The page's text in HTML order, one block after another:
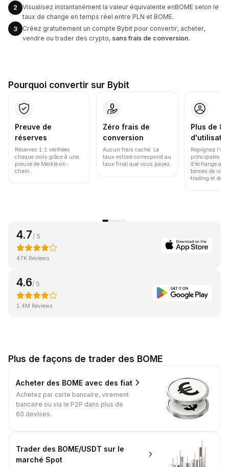
2
Visualisez instantanément la valeur équivalente enBOME selon le
taux de change en temps réel entre PLN et BOME.
3
Créez gratuitement un compte Bybit pour convertir, acheter,
vendre ou trader des crypto, sans frais de conversion.
Pourquoi convertir sur Bybit
Preuve de
réserves
Réserves 1:1 vérifiées
chaque mois grâce à une
preuve de Merkle on-
chain.
Zéro frais de
conversion
Aucun frais caché. Le
taux estimé correspond au
taux final que vous payez.
Plus de
Rejoignez
principales
d'échange au
termes de
trading et de
4.7 / 5
47K Reviews
4.6/ 5
1.4M Reviews
Plus de façons de trader des BOME
Acheter des BOME avec des fiat
Achetez par carte bancaire, virement
bancaire ou via le P2P dans plus de
60 devises.
Trader des BOME/USDT sur le
marché Spot